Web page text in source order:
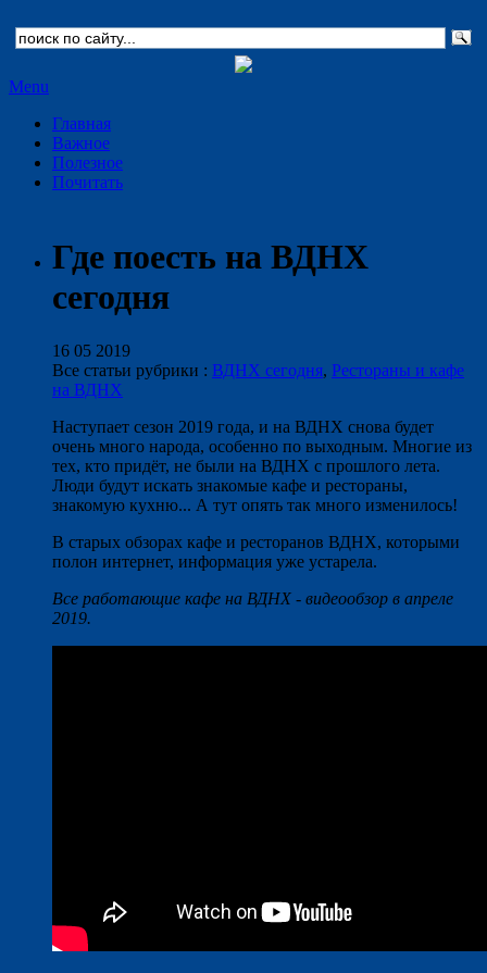
Menu
Главная
Важное
Полезное
Почитать
Где поесть на ВДНХ
сегодня
16 05 2019
Все статьи рубрики : ВДНХ сегодня, Рестораны и кафе
на ВДНХ
Наступает сезон 2019 года, и на ВДНХ снова будет
очень много народа, особенно по выходным. Многие из
тех, кто придёт, не были на ВДНХ с прошлого лета.
Люди будут искать знакомые кафе и рестораны,
знакомую кухню... А тут опять так много изменилось!
В старых обзорах кафе и ресторанов ВДНХ, которыми
полон интернет, информация уже устарела.
Все работающие кафе на ВДНХ - видеообзор в апреле
2019.